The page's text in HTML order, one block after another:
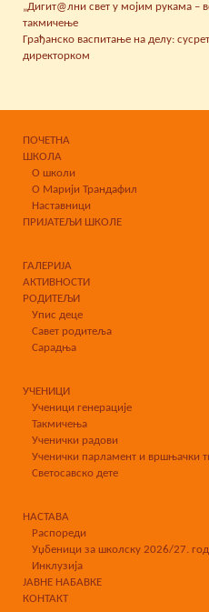
„Дигит@лни свет у мојим рукама –
такмичење
Грађанско васпитање на делу:
директорком
ПОЧЕТНА
ШКОЛА
О школи
О Марији Трандафил
Наставници
ПРИЈАТЕЉИ ШКОЛЕ
ГАЛЕРИЈА
АКТИВНОСТИ
РОДИТЕЉИ
Упис деце
Савет родитеља
Сарадња
УЧЕНИЦИ
Ученици генерације
Такмичења
Ученички радови
Ученички парламент и вршњачки
Светосавско дете
НАСТАВА
Распореди
Уџбеници за школску 2026/27.
Инклузија
ЈАВНЕ НАБАВКЕ
КОНТАКТ